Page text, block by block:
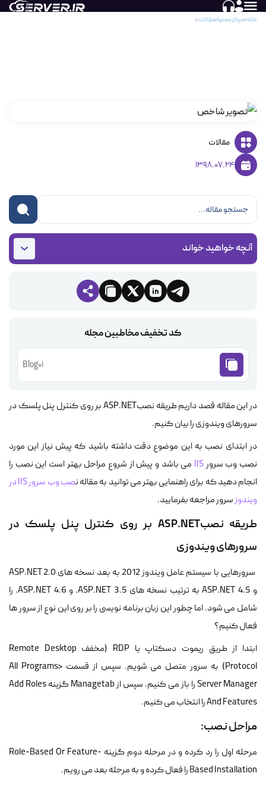
خانه مرکز محتوا مقالات
مقالات
1398.07.24
آنچه خواهید خواند
کد تخفیف مخاطبین مجله
Blog01
در این مقاله قصد داریم طریقه نصبASP.NET بر روی کنترل پنل پلسک در
سرورهای ویندوزی را بیان کنیم.
در ابتدای نصب به این موضوع دقت داشته باشید که پیش نیاز این مورد
نصب وب سرورIIS می باشد و پیش از شروع مراحل بهتر است این نصب را
انجام دهید که برای راهنمایی بهتر می توانید به مقاله ن
صب وب سرور IIS در
ویندوزسرور مراجعه بفرمایید.
طریقه نصبASP.NET بر روی کنترل پنل پلسک در
سرورهای ویندوزی
سرورهایی با سیستم عامل ویندوز 2012 به بعد نسخه های ASP.NET 2.0
و ASP.NET 4.5 به ترتیب نسخه های ASP.NET 3.5. و ASP.NET 4.6. را
شامل می شود. اما چطور این زبان برنامه نویسی را بر روی این نوع از سرور ها
فعال کنیم؟
ابتدا از طریق ریموت دسکتاپ یا RDP (مخفف Remote Desktop
Protocol) به سرور متصل می شویم. سپس از قسمت All Programs>
Server Manager را باز می کنیم. سپس از Managetab گزینه Add Roles
And Features را انتخاب می کنیم.
مراحل نصب:
مرحله اول را رد کرده و در مرحله دوم گزینه Role-Based Or Feature-
Based Installation را فعال کرده و به مرحله بعد می رویم.